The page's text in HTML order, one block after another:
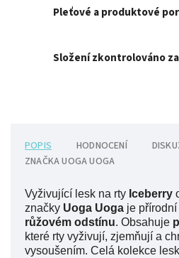
Pleťové a produktové
Složení zkontrolováno za
POPIS HODNOCENÍ
ZNAČKAUOGA UOGA
Vyživující lesk na rty Iceberry
značky Uoga Uoga je
růžovém odstínu. Obsahuje
které rty vyživují, zjemňují a
vysoušením. Celá kolekce